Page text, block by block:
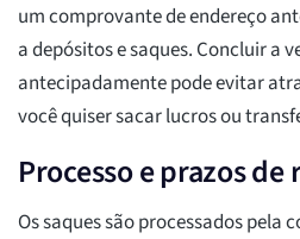
um comprovante de endereço
a depósitos e saques. Concluir a
antecipadamente pode evitar
você quiser sacar lucros ou
Processo e prazos
Os saques são processados pela